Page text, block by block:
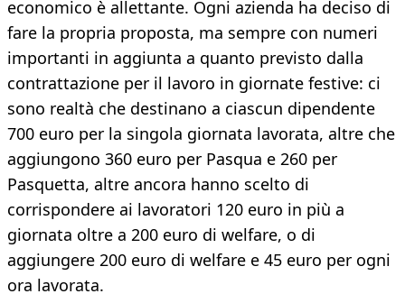
economico è allettante. Ogni azienda ha deciso di
fare la propria proposta, ma sempre con numeri
importanti in aggiunta a quanto previsto dalla
contrattazione per il lavoro in giornate festive: ci
sono realtà che destinano a ciascun dipendente
700 euro per la singola giornata lavorata, altre che
aggiungono 360 euro per Pasqua e 260 per
Pasquetta, altre ancora hanno scelto di
corrispondere ai lavoratori 120 euro in più a
giornata oltre a 200 euro di welfare, o di
aggiungere 200 euro di welfare e 45 euro per ogni
ora lavorata.